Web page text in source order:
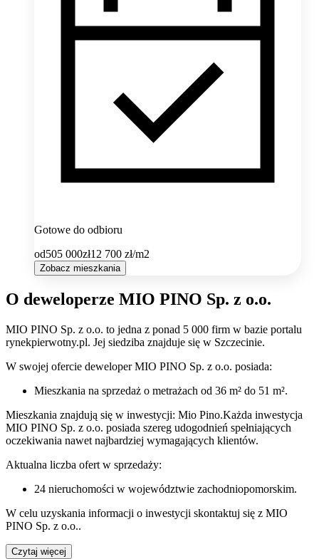
Gotowe do odbioru
od505 000zł12 700 zł/m2
Zobacz mieszkania
O deweloperze MIO PINO Sp. z o.o.
MIO PINO Sp. z o.o. to jedna z ponad 5 000 firm w bazie portalu
rynekpierwotny.pl. Jej siedziba znajduje się w Szczecinie.
W swojej ofercie deweloper MIO PINO Sp. z o.o. posiada:
Mieszkania na sprzedaż o metrażach od 36 m² do 51 m².
Mieszkania znajdują się w inwestycji: Mio Pino.Każda inwestycja
MIO PINO Sp. z o.o. posiada szereg udogodnień spełniających
oczekiwania nawet najbardziej wymagających klientów.
Aktualna liczba ofert w sprzedaży:
24 nieruchomości w województwie zachodniopomorskim.
W celu uzyskania informacji o inwestycji skontaktuj się z MIO
PINO Sp. z o.o..
Czytaj więcej